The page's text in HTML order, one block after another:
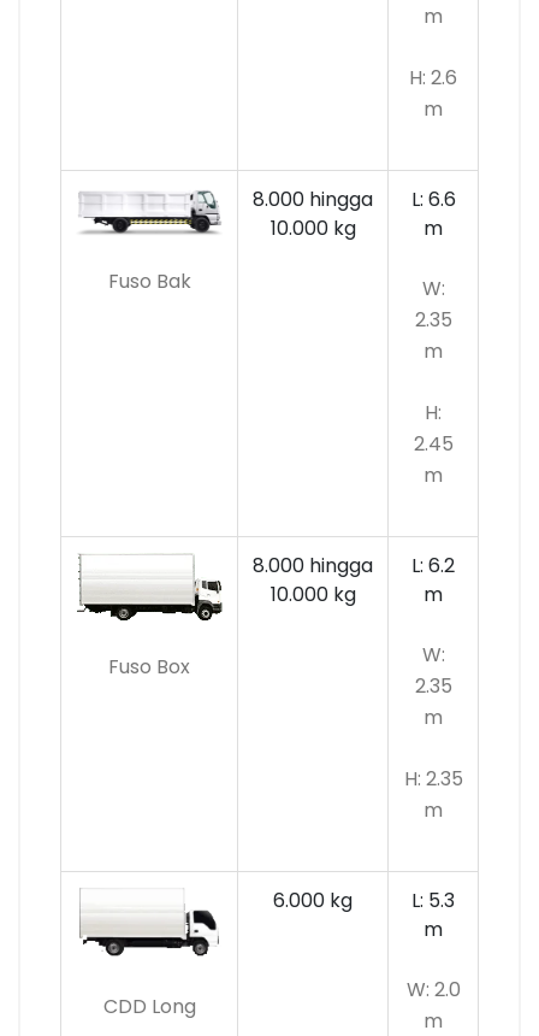
m
H: 2.6
m
Fuso Bak
8.000 hingga
10.000kg
L: 6.6
m
W:
2.35
m
H:
2.45
m
Fuso Box
8.000 hingga
10.000 kg
L: 6.2
m
W:
2.35
m
H: 2.35
m
CDD Long
6.000 kg
L: 5.3
m
W: 2.0
m